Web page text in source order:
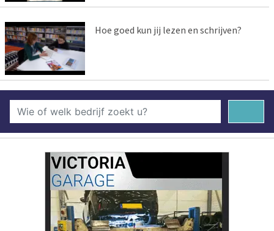
Hoe goed kun jij lezen en schrijven?